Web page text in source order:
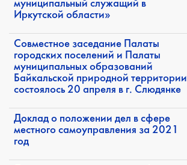
муниципальный служащий в
Иркутской области»
Совместное заседание Палаты
городских поселений и Палаты
муниципальных образований
Байкальской природной территории
состоялось 20 апреля в г. Слюдянке
Доклад о положении дел в сфере
местного самоуправления за 2021
год